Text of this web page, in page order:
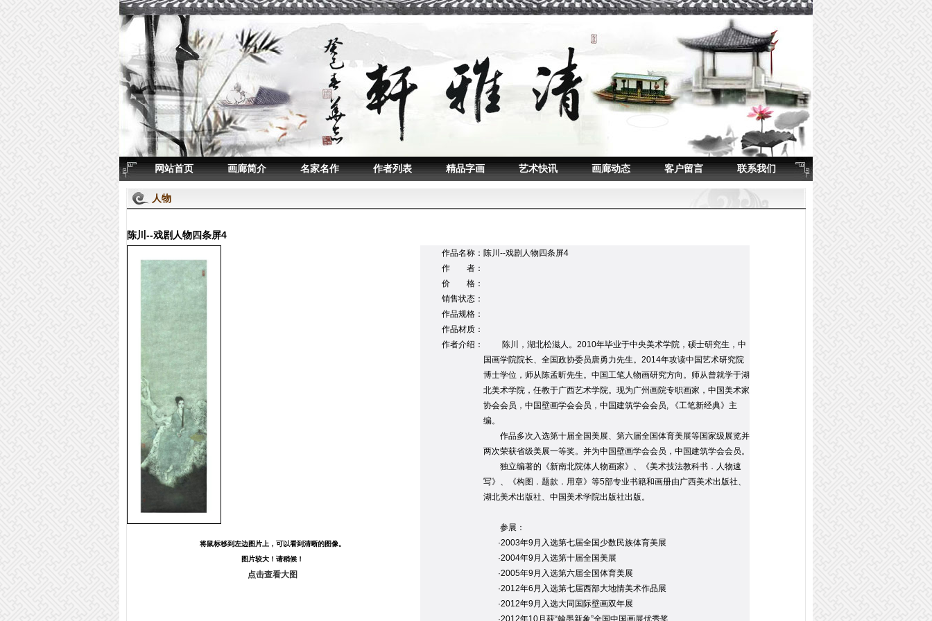
网站首页 画廊简介 名家名作 作者列表 精品字画 艺术快讯 画廊动态 客户留言 联系我们
人物
陈川--戏剧人物四条屏4
将鼠标移到左边图片上，可以看到清晰的图像。
图片较大！请稍候！
点击查看大图
作品名称： 陈川--戏剧人物四条屏4
作 者：
价 格：
销售状态：
作品规格：
作品材质：
作者介绍：
陈川，湖北松滋人。2010年毕业于中央美术学院，硕士研究生，中
国画学院院长、全国政协委员唐勇力先生。2014年攻读中国艺术研究院
博士学位，师从陈孟昕先生。中国工笔人物画研究方向。师从曾就学于湖
北美术学院，任教于广西艺术学院。现为广州画院专职画家，中国美术家
协会会员，中国壁画学会会员，中国建筑学会会员, 《工笔新经典》主
编。
作品多次入选第十届全国美展、第六届全国体育美展等国家级展览并
两次荣获省级美展一等奖。并为中国壁画学会会员，中国建筑学会会员。
独立编著的《新南北院体人物画家》、《美术技法教科书．人物速
写》、《构图．题款．用章》等5部专业书籍和画册由广西美术出版社、
湖北美术出版社、中国美术学院出版社出版。
参展：
·2003年9月入选第七届全国少数民族体育美展
·2004年9月入选第十届全国美展
·2005年9月入选第六届全国体育美展
·2012年6月入选第七届西部大地情美术作品展
·2012年9月入选大同国际壁画双年展
·2012年10月获“翰墨新象”全国中国画展优秀奖